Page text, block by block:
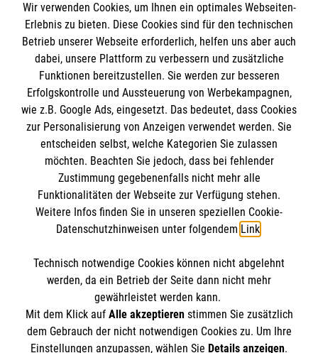
Informationen
Impressum
Datenschutz
Kontakt
Barrierefreiheit
Die Malteser
Malteser in Deutschland
Malteserorden
Sharepoint
Spendenkonto
IBAN: DE37 3706 0120 1201 2160 16
BIC: GENODED1PA7
So finden Sie uns
Kamp 22
Der Malteser Hilfsdienst e.V. ist als eingetragene
Wir verwenden Cookies, um Ihnen ein optimales Webseiten-
Erlebnis zu bieten. Diese Cookies sind für den technischen
Betrieb unserer Webseite erforderlich, helfen uns aber auch
dabei, unsere Plattform zu verbessern und zusätzliche
Funktionen bereitzustellen. Sie werden zur besseren
Erfolgskontrolle und Aussteuerung von Werbekampagnen,
wie z.B. Google Ads, eingesetzt. Das bedeutet, dass Cookies
zur Personalisierung von Anzeigen verwendet werden. Sie
entscheiden selbst, welche Kategorien Sie zulassen
möchten. Beachten Sie jedoch, dass bei fehlender
Zustimmung gegebenenfalls nicht mehr alle
Funktionalitäten der Webseite zur Verfügung stehen.
Weitere Infos finden Sie in unseren speziellen Cookie-
Datenschutzhinweisen unter folgendem Link.
Technisch notwendige Cookies können nicht abgelehnt
werden, da ein Betrieb der Seite dann nicht mehr
gewährleistet werden kann.
Mit dem Klick auf Alle akzeptierenstimmen Sie zusätzlich
dem Gebrauch der nicht notwendigen Cookies zu. Um Ihre
Einstellungen anzupassen, wählen Sie Details anzeigen.